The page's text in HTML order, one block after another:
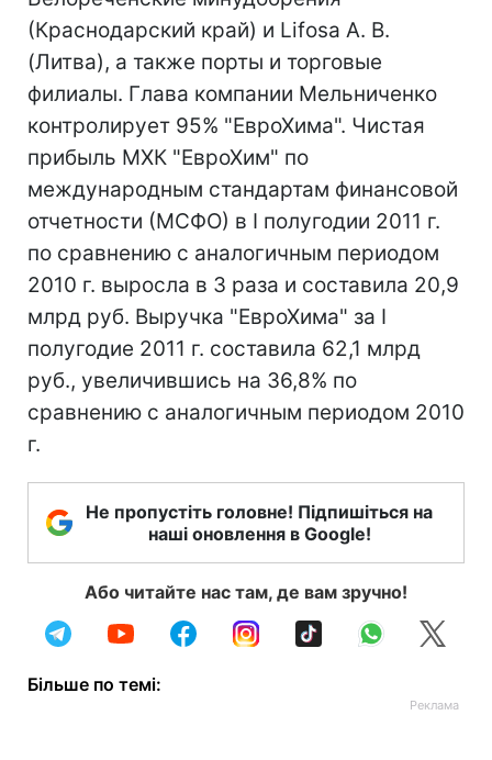
(Краснодарский край) и Lifosa A. B.
(Литва), а также порты и торговые
филиалы. Глава компании Мельниченко
контролирует 95% "ЕвроХима". Чистая
прибыль МХК "ЕвроХим" по
международным стандартам финансовой
отчетности (МСФО) в I полугодии 2011 г.
по сравнению с аналогичным периодом
2010 г. выросла в 3 раза и составила 20,9
млрд руб. Выручка "ЕвроХима" за I
полугодие 2011 г. составила 62,1 млрд
руб., увеличившись на 36,8% по
сравнению с аналогичным периодом 2010
г.
Не пропустіть головне! Підпишіться на
наші оновлення в Google!
Або читайте нас там, де вам зручно!
Більше по темі: